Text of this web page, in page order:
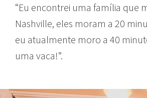
“Eu encontrei uma família que
Nashville, eles moram a 20
eu atualmente moro a 40
uma vaca!”.